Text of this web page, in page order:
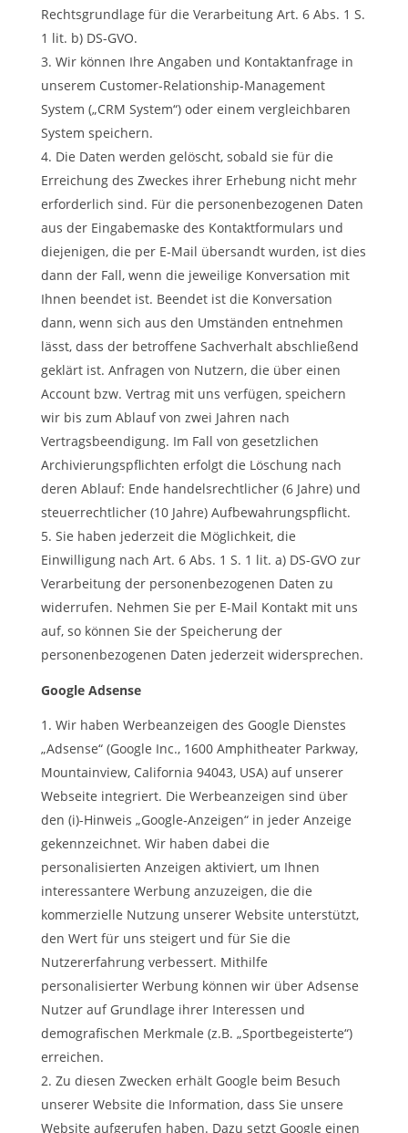
Rechtsgrundlage für die Verarbeitung Art. 6 Abs. 1 S.
1 lit. b) DS-GVO.
Wir können Ihre Angaben und Kontaktanfrage in
unserem Customer-Relationship-Management
System („CRM System“) oder einem vergleichbaren
System speichern.
Die Daten werden gelöscht, sobald sie für die
Erreichung des Zweckes ihrer Erhebung nicht mehr
erforderlich sind. Für die personenbezogenen Daten
aus der Eingabemaske des Kontaktformulars und
diejenigen, die per E-Mail übersandt wurden, ist dies
dann der Fall, wenn die jeweilige Konversation mit
Ihnen beendet ist. Beendet ist die Konversation
dann, wenn sich aus den Umständen entnehmen
lässt, dass der betroffene Sachverhalt abschließend
geklärt ist. Anfragen von Nutzern, die über einen
Account bzw. Vertrag mit uns verfügen, speichern
wir bis zum Ablauf von zwei Jahren nach
Vertragsbeendigung. Im Fall von gesetzlichen
Archivierungspflichten erfolgt die Löschung nach
deren Ablauf: Ende handelsrechtlicher (6 Jahre) und
steuerrechtlicher (10 Jahre) Aufbewahrungspflicht.
Sie haben jederzeit die Möglichkeit, die
Einwilligung nach Art. 6 Abs. 1 S. 1 lit. a) DS-GVO zur
Verarbeitung der personenbezogenen Daten zu
widerrufen. Nehmen Sie per E-Mail Kontakt mit uns
auf, so können Sie der Speicherung der
personenbezogenen Daten jederzeit widersprechen.
Google Adsense
Wir haben Werbeanzeigen des Google Dienstes
„Adsense“ (Google Inc., 1600 Amphitheater Parkway,
Mountainview, California 94043, USA) auf unserer
Webseite integriert. Die Werbeanzeigen sind über
den (i)-Hinweis „Google-Anzeigen“ in jeder Anzeige
gekennzeichnet. Wir haben dabei die
personalisierten Anzeigen aktiviert, um Ihnen
interessantere Werbung anzuzeigen, die die
kommerzielle Nutzung unserer Website unterstützt,
den Wert für uns steigert und für Sie die
Nutzererfahrung verbessert. Mithilfe
personalisierter Werbung können wir über Adsense
Nutzer auf Grundlage ihrer Interessen und
demografischen Merkmale (z.B. „Sportbegeisterte“)
erreichen.
Zu diesen Zwecken erhält Google beim Besuch
unserer Website die Information, dass Sie unsere
Website aufgerufen haben. Dazu setzt Google einen